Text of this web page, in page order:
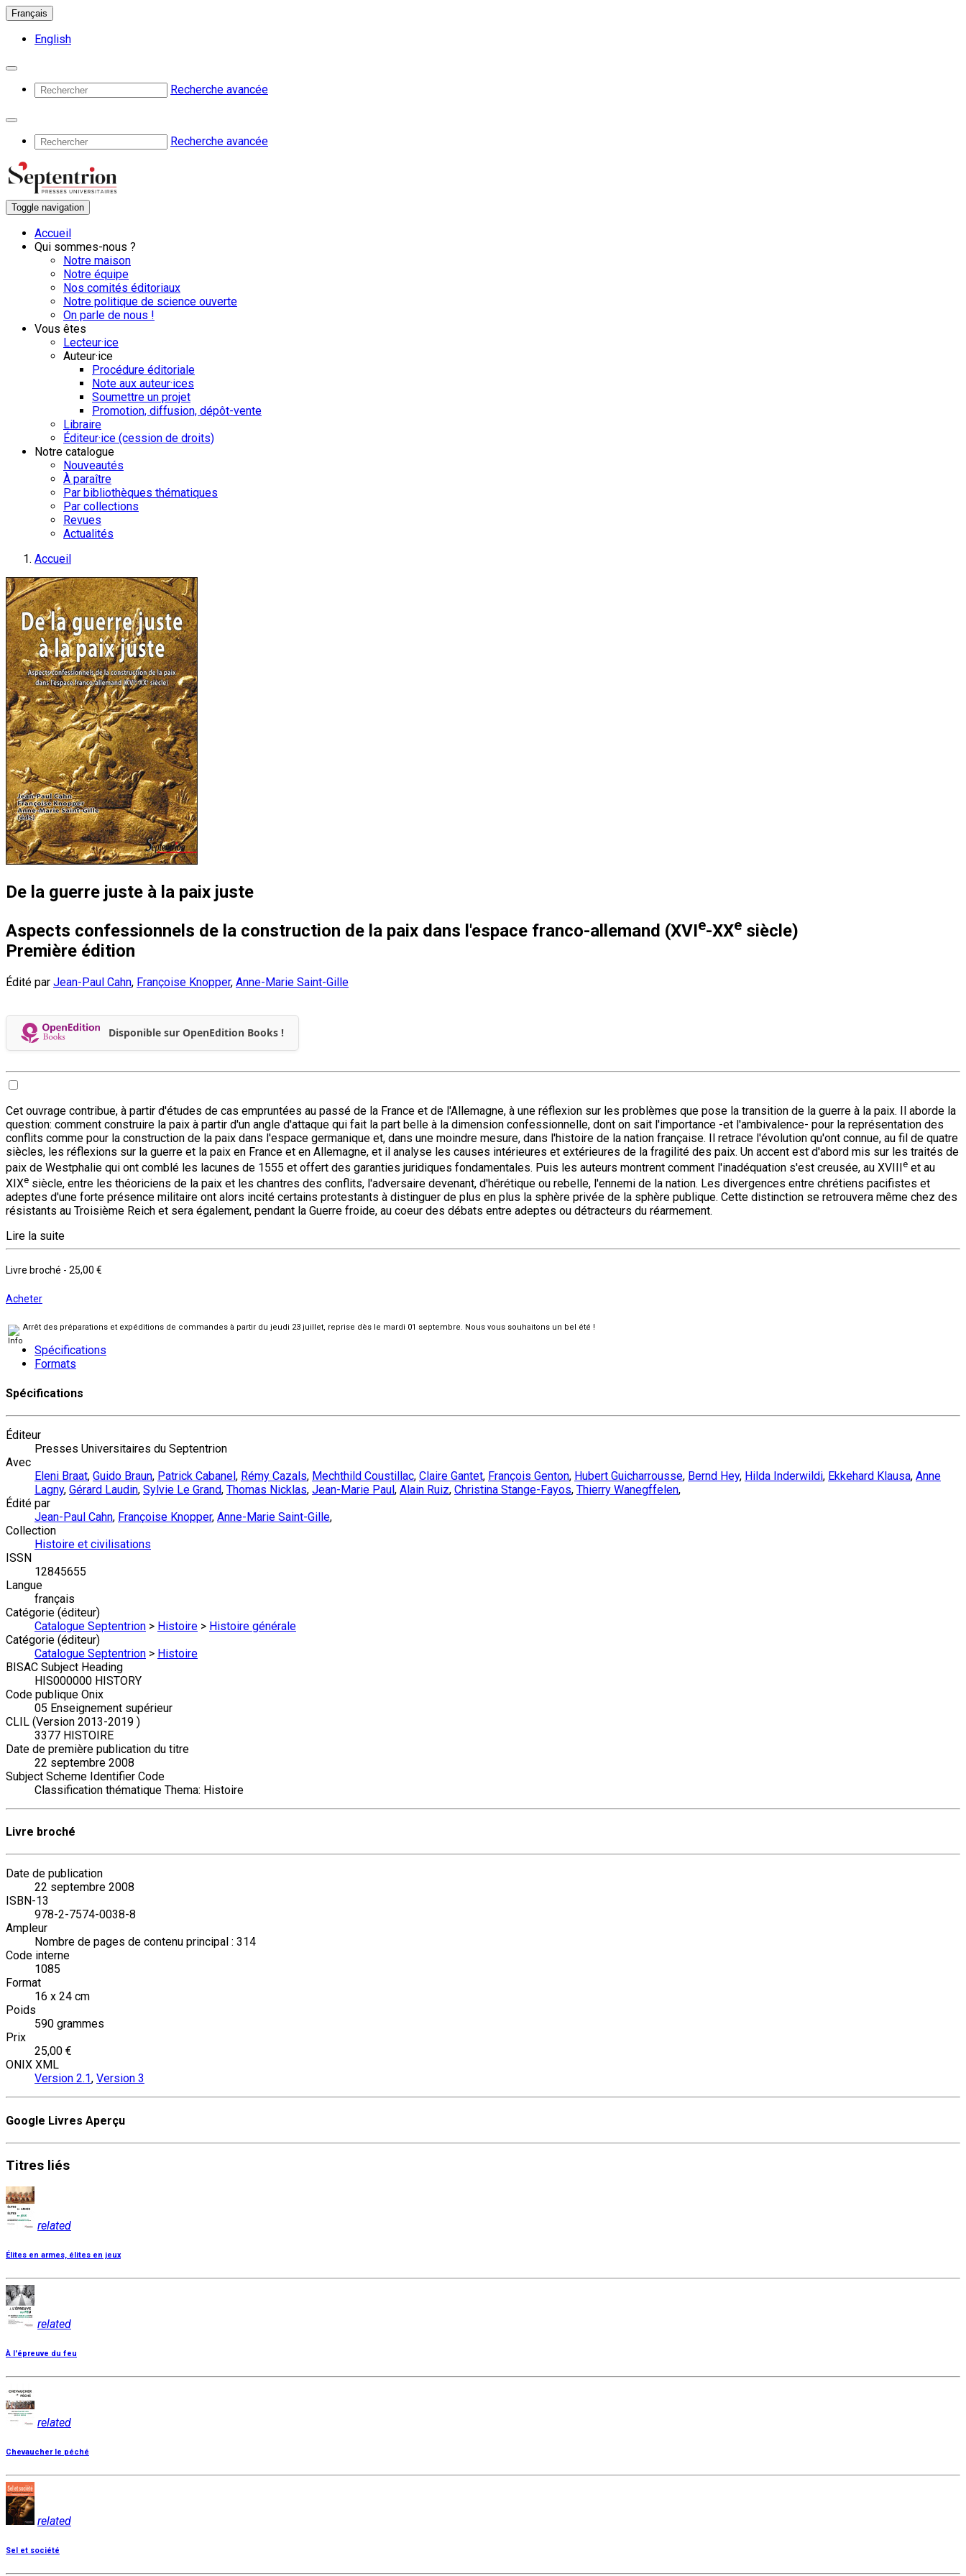
Français
English
Recherche avancée
Recherche avancée
Toggle navigation
Accueil
Qui sommes-nous ?
Notre maison
Notre équipe
Nos comités éditoriaux
Notre politique de science ouverte
On parle de nous !
Vous êtes
Lecteur·ice
Auteur·ice
Procédure éditoriale
Note aux auteur·ices
Soumettre un projet
Promotion, diffusion, dépôt-vente
Libraire
Éditeur·ice (cession de droits)
Notre catalogue
Nouveautés
À paraître
Par bibliothèques thématiques
Par collections
Revues
Actualités
Accueil
De la guerre juste à la paix juste
Aspects confessionnels de la construction de la paix dans l'espace franco-allemand (XVIe-XXe siècle)
Première édition
Édité par Jean-Paul Cahn, Françoise Knopper, Anne-Marie Saint-Gille
Disponible sur OpenEdition Books !
Cet ouvrage contribue, à partir d'études de cas empruntées au passé de la France et de l'Allemagne, à une réflexion sur les problèmes que pose la transition de la guerre à la paix. Il aborde la
question: comment construire la paix à partir d'un angle d'attaque qui fait la part belle à la dimension confessionnelle, dont on sait l'importance -et l'ambivalence- pour la représentation des
conflits comme pour la construction de la paix dans l'espace germanique et, dans une moindre mesure, dans l'histoire de la nation française. Il retrace l'évolution qu'ont connue, au fil de quatre
siècles, les réflexions sur la guerre et la paix en France et en Allemagne, et il analyse les causes intérieures et extérieures de la fragilité des paix. Un accent est d'abord mis sur les traités de
paix de Westphalie qui ont comblé les lacunes de 1555 et offert des garanties juridiques fondamentales. Puis les auteurs montrent comment l'inadéquation s'est creusée, au XVIIIe et au
XIXe siècle, entre les théoriciens de la paix et les chantres des conflits, l'adversaire devenant, d'hérétique ou rebelle, l'ennemi de la nation. Les divergences entre chrétiens pacifistes et
adeptes d'une forte présence militaire ont alors incité certains protestants à distinguer de plus en plus la sphère privée de la sphère publique. Cette distinction se retrouvera même chez des
résistants au Troisième Reich et sera également, pendant la Guerre froide, au coeur des débats entre adeptes ou détracteurs du réarmement.
Lire la suite
Livre broché - 25,00 €
Acheter
Arrêt des préparations et expéditions de commandes à partir du jeudi 23 juillet, reprise dès le mardi 01 septembre. Nous vous souhaitons un bel été !
Spécifications
Formats
Spécifications
Éditeur
Presses Universitaires du Septentrion
Avec
Eleni Braat, Guido Braun, Patrick Cabanel, Rémy Cazals, Mechthild Coustillac, Claire Gantet, François Genton, Hubert Guicharrousse, Bernd Hey, Hilda Inderwildi, Ekkehard Klausa, Anne
Lagny, Gérard Laudin, Sylvie Le Grand, Thomas Nicklas, Jean-Marie Paul, Alain Ruiz, Christina Stange-Fayos, Thierry Wanegffelen,
Édité par
Jean-Paul Cahn, Françoise Knopper, Anne-Marie Saint-Gille,
Collection
Histoire et civilisations
ISSN
12845655
Langue
français
Catégorie (éditeur)
Catalogue Septentrion > Histoire > Histoire générale
Catégorie (éditeur)
Catalogue Septentrion > Histoire
BISAC Subject Heading
HIS000000 HISTORY
Code publique Onix
05 Enseignement supérieur
CLIL (Version 2013-2019 )
3377 HISTOIRE
Date de première publication du titre
22 septembre 2008
Subject Scheme Identifier Code
Classification thématique Thema: Histoire
Livre broché
Date de publication
22 septembre 2008
ISBN-13
978-2-7574-0038-8
Ampleur
Nombre de pages de contenu principal : 314
Code interne
1085
Format
16 x 24 cm
Poids
590 grammes
Prix
25,00 €
ONIX XML
Version 2.1, Version 3
Google Livres Aperçu
Titres liés
related
Élites en armes, élites en jeux
related
À l'épreuve du feu
related
Chevaucher le péché
related
Sel et société